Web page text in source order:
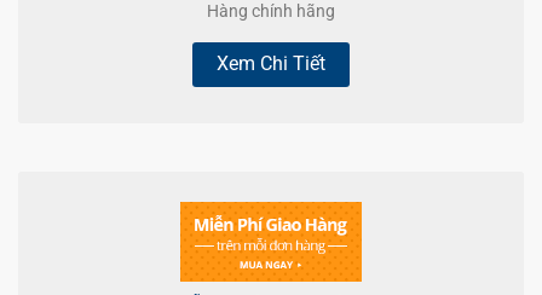
Hàng chính hãng
Xem Chi Tiết